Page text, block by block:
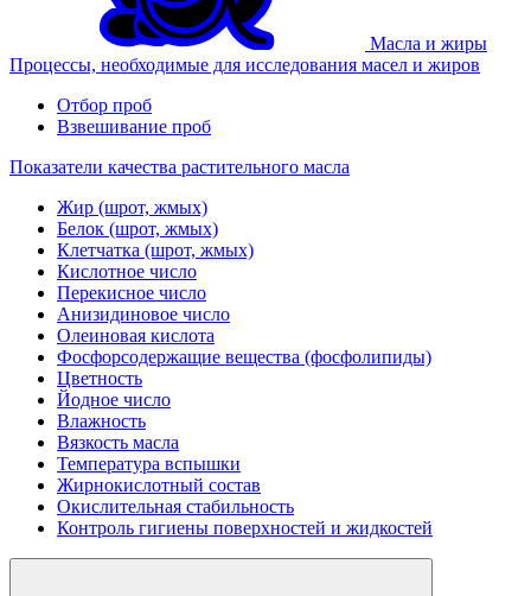
Масла и жиры
Процессы, необходимые для исследования масел и жиров
Отбор проб
Взвешивание проб
Показатели качества растительного масла
Жир (шрот, жмых)
Белок (шрот, жмых)
Клетчатка (шрот, жмых)
Кислотное число
Перекисное число
Анизидиновое число
Олеиновая кислота
Фосфорсодержащие вещества (фосфолипиды)
Цветность
Йодное число
Влажность
Вязкость масла
Температура вспышки
Жирнокислотный состав
Окислительная стабильность
Контроль гигиены поверхностей и жидкостей